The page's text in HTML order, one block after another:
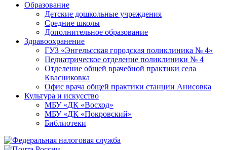
Образование
Детские дошкольные учреждения
Средние школы
Дополнительное образование
Здравоохранение
ГУЗ «Энгельсская городская поликлиника № 4»
Педиатрическое отделение поликлиники № 4
Отделение общей врачебной практики села
Квасниковка
Офис врача общей практики станции Анисовка
Культура и искусство
МБУ «ДК «Восход»
МБУ «ДК «Покровский»
Библиотеки